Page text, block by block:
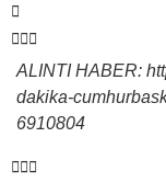
ALINTI HABER:
dakika-
6910804